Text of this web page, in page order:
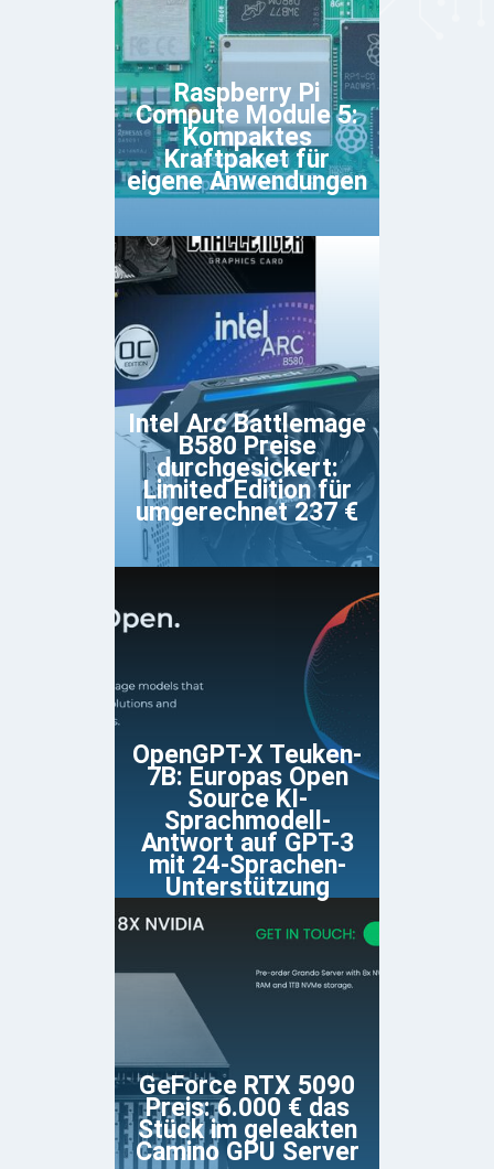
Raspberry Pi
Compute Module 5:
Kompaktes
Kraftpaket für
eigene Anwendungen
Intel Arc Battlemage
B580 Preise
durchgesickert:
Limited Edition für
umgerechnet 237 €
OpenGPT-X Teuken-
7B: Europas Open
Source KI-
Sprachmodell-
Antwort auf GPT-3
mit 24-Sprachen-
Unterstützung
GeForce RTX 5090
Preis: 6.000 € das
Stück im geleakten
Camino GPU Server